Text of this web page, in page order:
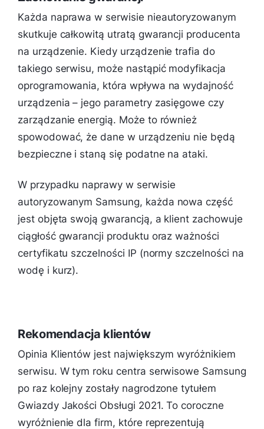
Każda naprawa w serwisie nieautoryzowanym
skutkuje całkowitą utratą gwarancji producenta
na urządzenie. Kiedy urządzenie trafia do
takiego serwisu, może nastąpić modyfikacja
oprogramowania, która wpływa na wydajność
urządzenia – jego parametry zasięgowe czy
zarządzanie energią. Może to również
spowodować, że dane w urządzeniu nie będą
bezpieczne i staną się podatne na ataki.
W przypadku naprawy w serwisie
autoryzowanym Samsung, każda nowa część
jest objęta swoją gwarancją, a klient zachowuje
ciągłość gwarancji produktu oraz ważności
certyfikatu szczelności IP (normy szczelności na
wodę i kurz).
Rekomendacja klientów
Opinia Klientów jest największym wyróżnikiem
serwisu. W tym roku centra serwisowe Samsung
po raz kolejny zostały nagrodzone tytułem
Gwiazdy Jakości Obsługi 2021. To coroczne
wyróżnienie dla firm, które reprezentują